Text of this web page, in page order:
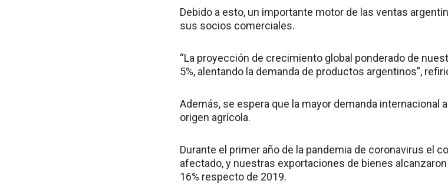
Debido a esto, un importante motor de las ventas
sus socios comerciales.
“La proyección de crecimiento global ponderado de
5%, alentando la demanda de productos argentinos”,
Además, se espera que la mayor demanda
origen agrícola.
Durante el primer año de la pandemia de coronavirus el
afectado, y nuestras exportaciones de bienes
16% respecto de 2019.